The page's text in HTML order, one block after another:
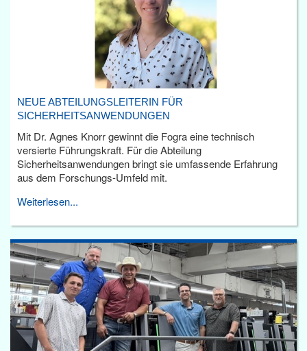
NEUE ABTEILUNGSLEITERIN FÜR
SICHERHEITSANWENDUNGEN
Mit Dr. Agnes Knorr gewinnt die Fogra eine technisch
versierte Führungskraft. Für die Abteilung
Sicherheitsanwendungen bringt sie umfassende Erfahrung
aus dem Forschungs-Umfeld mit.
Weiterlesen...